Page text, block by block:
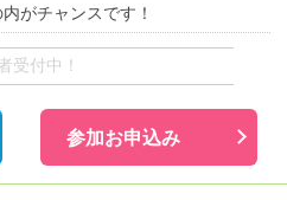
がチャンスです！
受付中！
参加お申込み